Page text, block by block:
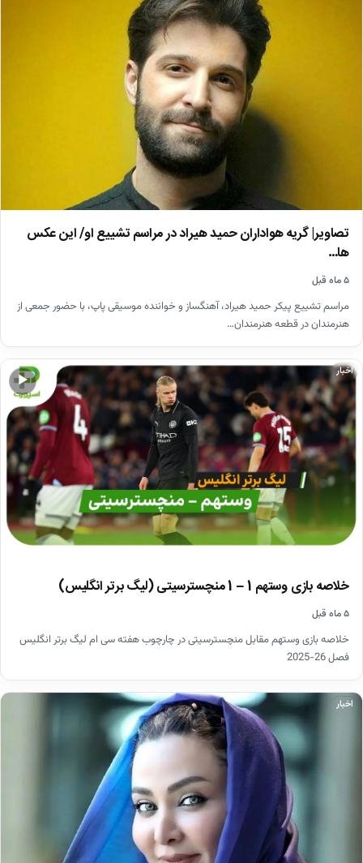
تصاویر| گریه هواداران حمید هیراد در مراسم تشییع او/ این عکس
ها…
۵ ماه قبل
مراسم تشییع پیکر حمید هیراد، آهنگساز و خواننده موسیقی پاپ، با حضور جمعی از
هنرمندان در قطعه هنرمندان…
▶
اخبار
خلاصه بازی وستهم 1 – 1 منچسترسیتی (لیگ برتر انگلیس)
۵ ماه قبل
خلاصه بازی وستهم مقابل منچسترسیتی در چارچوب هفته سی ام لیگ برتر انگلیس
فصل 26-2025
اخبار